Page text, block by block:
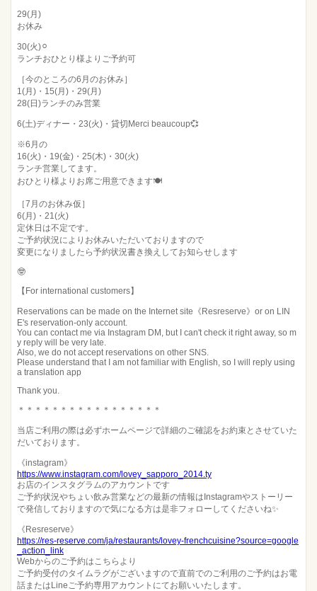
29(月)
お休み
30(火)⚪︎
ランチおひとり様よりご予約可
［今のところの6月のお休み］
1(月)・15(月)・29(月)
28(日)ランチのみ営業
6(土)ディナー・23(火)・貸切Merci beaucoup💞
※6月の
16(火)・19(金)・25(木)・30(火)
ランチ営業してます。
おひとり様よりお席ご用意できます🍽️
［7月のお休み仮］
6(月)・21(火)
定休日は不定です。
ご予約状況によりお休みいただいておりますので
変更になりましたら予約状況書き換えしてお知らせします
🤓
【For international customers】
Reservations can be made on the Internet site《Resreserve》or on LIN
E's reservation-only account.
You can contact me via Instagram DM, but I can't check it right away, so m
y reply will be very late.
Also, we do not accept reservations on other SNS.
Please understand that I am not familiar with English, so I will reply using
a translation app
Thank you.
＊＊＊＊＊＊＊＊＊＊＊＊＊＊＊＊＊
当店ご利用の際は必ずホームページで詳細のご確認をお約束とさせていた
だいております。
《instagram》
https://www.instagram.com/lovey_sapporo_2014.ty
お店のインスタグラムのアカウントです
ご予約状況やちょい飲み営業などの最新の情報はInstagramやストーリー
で発信しておりますので気になる方は是非フォローしてくださいね✨
《Resreserve》
https://res-reserve.com/ja/restaurants/lovey-frenchcuisine?source=google
_action_link
Webからのご予約はこちらより
ご予約受付のタイムラグがございますので直前でのご利用のご予約はお電
話またはLineご予約専用アカウントにてお願いいたします。